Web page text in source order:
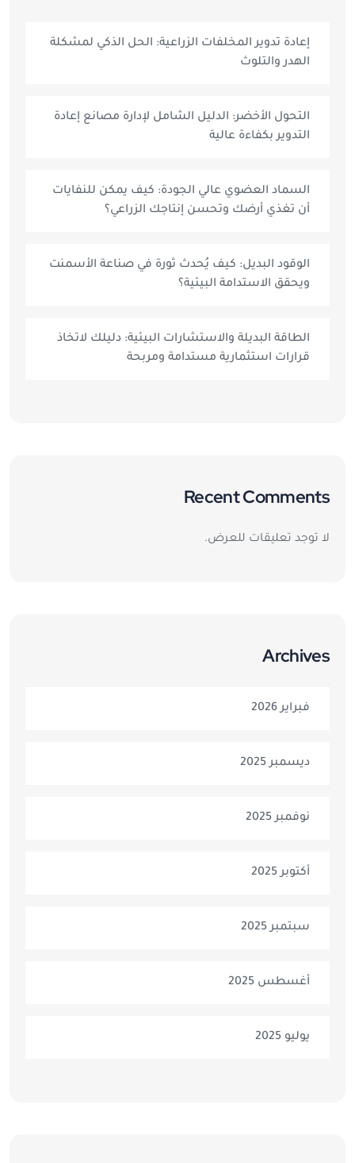
إعادة تدوير المخلفات الزراعية: الحل الذكي لمشكلة
الهدر والتلوث
التحول الأخضر: الدليل الشامل لإدارة مصانع إعادة
التدوير بكفاءة عالية
السماد العضوي عالي الجودة: كيف يمكن للنفايات
أن تغذي أرضك وتحسن إنتاجك الزراعي؟
الوقود البديل: كيف يُحدث ثورة في صناعة الأسمنت
ويحقق الاستدامة البيئية؟
الطاقة البديلة والاستشارات البيئية: دليلك لاتخاذ
قرارات استثمارية مستدامة ومربحة
Recent Comments
لا توجد تعليقات للعرض.
Archives
فبراير 2026
ديسمبر 2025
نوفمبر 2025
أكتوبر 2025
سبتمبر 2025
أغسطس 2025
يوليو 2025